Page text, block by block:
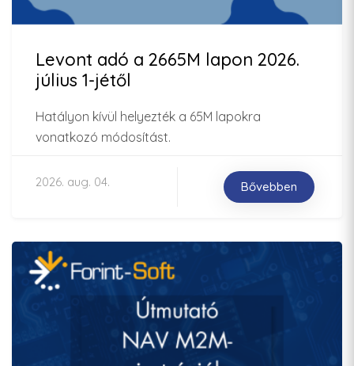
Levont adó a 2665M lapon 2026.
július 1-jétől
Hatályon kívül helyezték a 65M lapokra
vonatkozó módosítást.
2026. aug. 04. Bővebben